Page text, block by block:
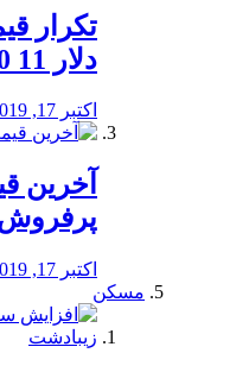
تکرار
دلار 11 400
اکتبر 17, 2019
آخرین
پرفروش
اکتبر 17, 2019
مسکن